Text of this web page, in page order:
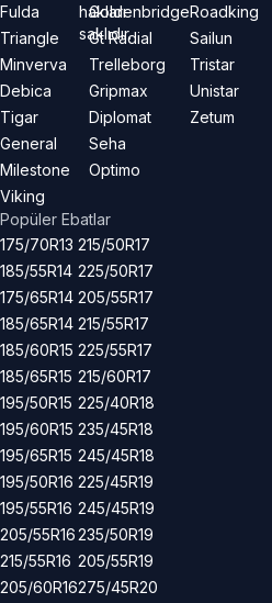
Fulda
Triangle
Minverva
Debica
Tigar
General
Milestone
Viking
Goldenbridge
Gt Radial
Trelleborg
Gripmax
Diplomat
Seha
Optimo
Roadking
Sailun
Tristar
Unistar
Zetum
Popüler Ebatlar
175/70R13
185/55R14
175/65R14
185/65R14
185/60R15
185/65R15
195/50R15
195/60R15
195/65R15
195/50R16
195/55R16
205/55R16
215/55R16
205/60R16
215/50R17
225/50R17
205/55R17
215/55R17
225/55R17
215/60R17
225/40R18
235/45R18
245/45R18
225/45R19
245/45R19
235/50R19
205/55R19
275/45R20
hakları
saklıdır.